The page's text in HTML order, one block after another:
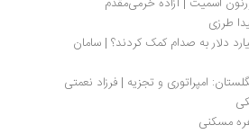
کشورهای عربی چند میلیارد دلار به صدام کمک کردند؟ | سامان
و تجزیه | فرزاد نعمتی